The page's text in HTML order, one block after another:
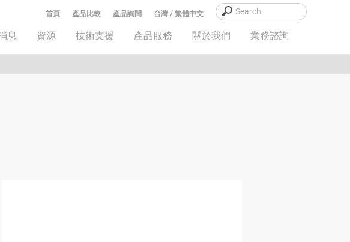
台灣 / 繁體中文
產品詢問
產品比較
首頁
息 資源 技術支援 產品服務 關於我們 業務諮詢